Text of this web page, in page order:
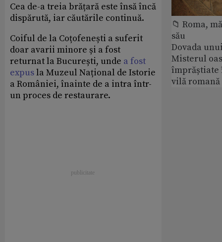
Cea de-a treia brățară este însă încă
dispărută, iar căutările continuă.
Coiful de la Coțofenești a suferit
doar avarii minore și a fost
returnat la București, unde a fost
expusla Muzeul Național de Istorie
a României, înainte de a intra într-
un proces de restaurare.
📁 Roma,
său
Dovada
Misterul
împrăștiate
vilă romană